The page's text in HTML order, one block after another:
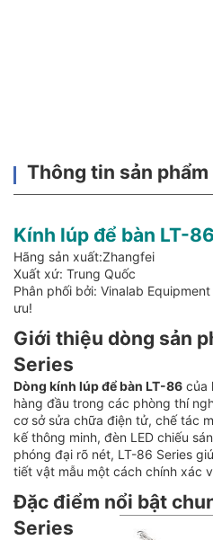
Thông tin sản phẩm
Kính lúp để bàn LT-
Hãng sản xuất:Zhangfei
Xuất xứ: Trung Quốc
Phân phối bởi: Vinalab
ưu!
Giới thiệu dòng sản
Series
Dòng kính lúp để bàn LT-86 của
hàng đầu trong các phòng thí
cơ sở sửa chữa điện tử, chế tác
kế thông minh, đèn LED chiếu
phóng đại rõ nét, LT-86 Series
tiết vật mẫu một cách chính xác
Đặc điểm nổi bật
Series